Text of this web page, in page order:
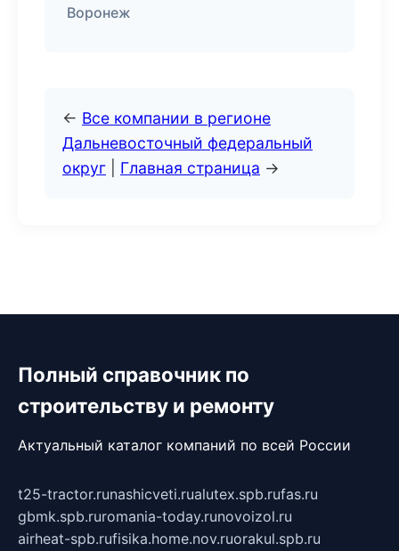
Воронеж
← Все компании в регионе
Дальневосточный федеральный
округ
Главная страница →
Полный справочник по
строительству и ремонту
Актуальный каталог компаний по всей России
t25-tractor.runashicveti.rualutex.spb.rufas.ru
gbmk.spb.ruromania-today.runovoizol.ru
airheat-spb.rufisika.home.nov.ruorakul.spb.ru